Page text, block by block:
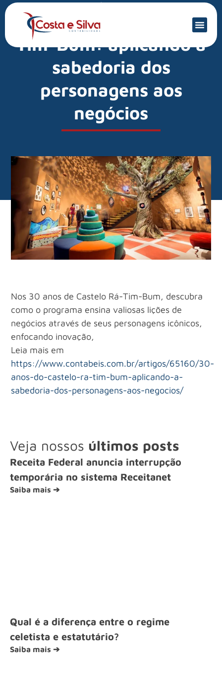
Mercado Financeiro
30 anos do Castelo Rá-
Tim-Bum: aplicando a
sabedoria dos
personagens aos
negócios
Nos 30 anos de Castelo Rá-Tim-Bum, descubra
como o programa ensina valiosas lições de
negócios através de seus personagens icônicos,
enfocando inovação,
Leia mais em
https://www.contabeis.com.br/artigos/65160/30-
anos-do-castelo-ra-tim-bum-aplicando-a-
sabedoria-dos-personagens-aos-negocios/
Veja nossos últimos posts
Receita Federal anuncia interrupção
temporária no sistema Receitanet
Saiba mais ➔
Qual é a diferença entre o regime
celetista e estatutário?
Saiba mais ➔